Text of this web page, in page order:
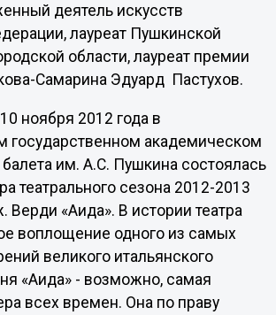
деятель искусств
лауреат Пушкинской
области, лауреат премии
Самарина Эдуард Пастухов.
ноября 2012 года в
государственном академическом
им. А.С. Пушкина состоялась
театрального сезона 2012-2013
Верди «Аида». В истории театра
воплощение одного из самых
великого итальянского
«Аида» - возможно, самая
всех времен. Она по праву